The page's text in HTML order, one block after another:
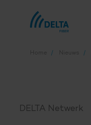
Home Nieuws
DELTA Netwerk